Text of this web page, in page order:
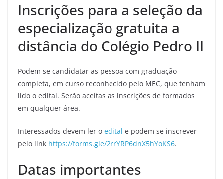
Inscrições para a seleção da
especialização gratuita a
distância do Colégio Pedro II
Podem se candidatar as pessoa com graduação
completa, em curso reconhecido pelo MEC, que tenham
lido o edital. Serão aceitas as inscrições de formados
em qualquer área.
Interessados devem ler o edital e podem se inscrever
pelo link https://forms.gle/2rrYRP6dnX5hYoKS6.
Datas importantes